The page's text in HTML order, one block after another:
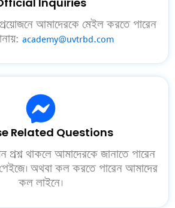
আমাদেরকে মেইল করতে পারেন
academy@uvtrbd.com
Related Questions
প্রশ্ন থাকলে আমাদেরকে জানাতে পারেন
অথবা কল করতে পারেন আমাদের
কল লাইনে।